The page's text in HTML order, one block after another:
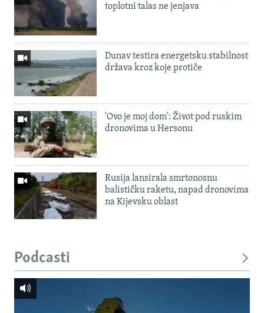
toplotni talas ne jenjava
Dunav testira energetsku stabilnost
država kroz koje protiče
'Ovo je moj dom': Život pod ruskim
dronovima u Hersonu
Rusija lansirala smrtonosnu
balističku raketu, napad dronovima
na Kijevsku oblast
Podcasti